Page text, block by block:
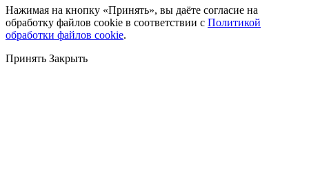
Нажимая на кнопку «Принять», вы даёте согласие на
обработку файлов cookie в соответствии с Политикой
обработки файлов cookie.
Принять Закрыть